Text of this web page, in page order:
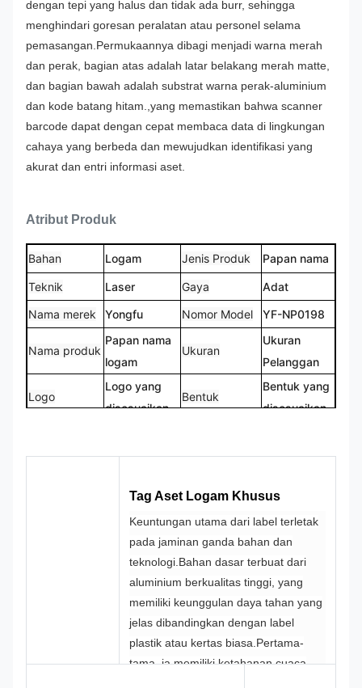
dengan tepi yang halus dan tidak ada burr, sehingga
menghindari goresan peralatan atau personel selama
pemasangan. Permukaannya dibagi menjadi warna merah
dan perak, bagian atas adalah latar belakang merah matte,
dan bagian bawah adalah substrat warna perak-aluminium
dan kode batang hitam.,yang memastikan bahwa scanner
barcode dapat dengan cepat membaca data di lingkungan
cahaya yang berbeda dan mewujudkan identifikasi yang
akurat dan entri informasi aset.
Atribut Produk
Bahan Logam Jenis Produk Papan nama
Teknik Laser Gaya
Adat
Nama merek
Yongfu Nomor Model YF-NP0198
Nama produk
Papan nama
logam
Ukuran
Ukuran
Pelanggan
Logo
Logo yang
disesuaikan
Bentuk
Bentuk yang
disesuaikan
Warna
Pantone, RAL Desain
Tag Aset Logam Khusus
Keuntungan utama dari label terletak
pada jaminan ganda bahan dan
teknologi. Bahan dasar terbuat dari
aluminium berkualitas tinggi, yang
memiliki keunggulan daya tahan yang
jelas dibandingkan dengan label
plastik atau kertas biasa. Pertama-
tama, ia memiliki ketahanan cuaca